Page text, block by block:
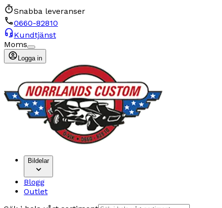
Snabba leveranser
0660-82810
Kundtjänst
Moms
Logga in
Bildelar
Blogg
Outlet